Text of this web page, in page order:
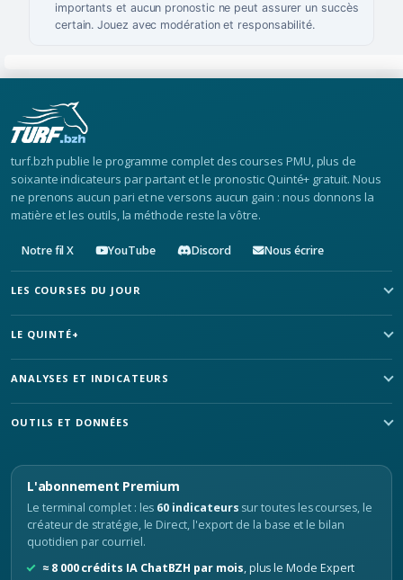
importants et aucun pronostic ne peut assurer un succès
certain. Jouez avec modération et responsabilité.
turf.bzh publie le programme complet des courses PMU, plus de
soixante indicateurs par partant et le pronostic Quinté+ gratuit. Nous
ne prenons aucun pari et ne versons aucun gain : nous donnons la
matière et les outils, la méthode reste la vôtre.
Notre fil X YouTube Discord Nous écrire
LES COURSES DU JOUR
LE QUINTÉ+
ANALYSES ET INDICATEURS
OUTILS ET DONNÉES
L'abonnement Premium
Le terminal complet : les 60 indicateurs sur toutes les courses, le
créateur de stratégie, le Direct, l'export de la base et le bilan
quotidien par courriel.
≈ 8 000 crédits IA ChatBZH par mois, plus le Mode Expert